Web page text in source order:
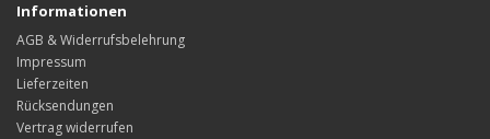
Informationen
AGB & Widerrufsbelehrung
Impressum
Lieferzeiten
Rücksendungen
Vertrag widerrufen